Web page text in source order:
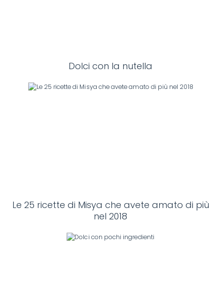
Dolci con la nutella
Le 25 ricette di Misya che avete amato di più
nel 2018